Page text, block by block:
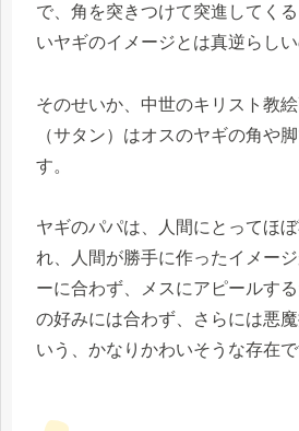
で、角を突きつけて突進してく
いヤギのイメージとは真逆らしい
そのせいか、中世のキリスト教
（サタン）はオスのヤギの角や
す。
ヤギのパパは、人間にとってほ
れ、人間が勝手に作ったイメー
ーに合わず、メスにアピールす
の好みには合わず、さらには悪
いう、かなりかわいそうな存在で